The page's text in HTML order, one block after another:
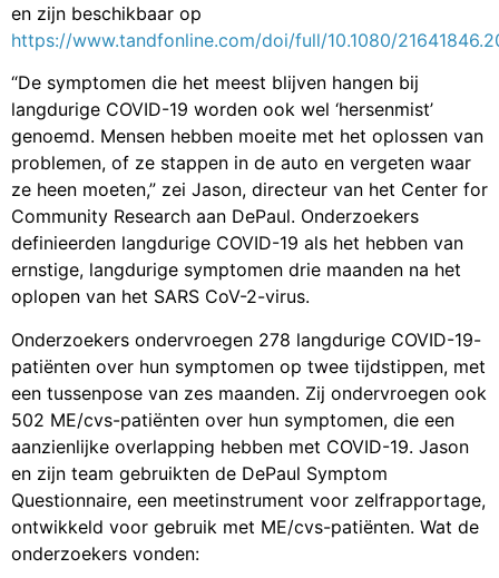
en zijn beschikbaar op
https://www.tandfonline.com/doi/full/10.1080/
“De symptomen die het meest blijven hangen bij
langdurige COVID-19 worden ook wel ‘hersenmist’
genoemd. Mensen hebben moeite met het oplossen van
problemen, of ze stappen in de auto en vergeten waar
ze heen moeten,” zei Jason, directeur van het Center for
Community Research aan DePaul. Onderzoekers
definieerden langdurige COVID-19 als het hebben van
ernstige, langdurige symptomen drie maanden na het
oplopen van het SARS CoV-2-virus.
Onderzoekers ondervroegen 278 langdurige COVID-19-
patiënten over hun symptomen op twee tijdstippen, met
een tussenpose van zes maanden. Zij ondervroegen ook
502 ME/cvs-patiënten over hun symptomen, die een
aanzienlijke overlapping hebben met COVID-19. Jason
en zijn team gebruikten de DePaul Symptom
Questionnaire, een meetinstrument voor zelfrapportage,
ontwikkeld voor gebruik met ME/cvs-patiënten. Wat de
onderzoekers vonden: